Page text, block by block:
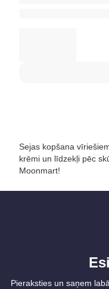
Sejas kopšana
krēmi un līdzekļi pēc
Moonmart!
Pieraksties un saņem